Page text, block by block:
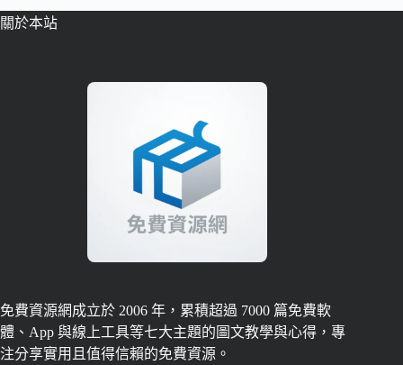
關於本站
免費資源網成立於 2006 年，累積超過 7000 篇免費軟
體、App 與線上工具等七大主題的圖文教學與心得，專
注分享實用且值得信賴的免費資源。